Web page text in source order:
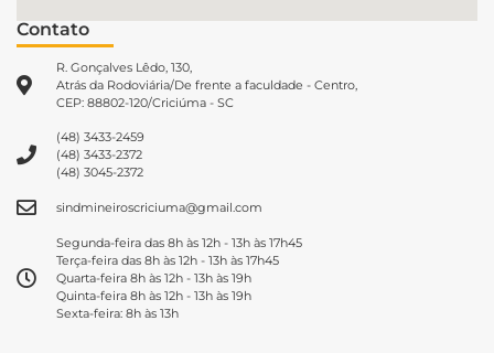
Contato
R. Gonçalves Lêdo, 130,
Atrás da Rodoviária/De frente a faculdade - Centro,
CEP: 88802-120/Criciúma - SC
(48) 3433-2459
(48) 3433-2372
(48) 3045-2372
sindmineiroscriciuma@gmail.com
Segunda-feira das 8h às 12h - 13h às 17h45
Terça-feira das 8h às 12h - 13h às 17h45
Quarta-feira 8h às 12h - 13h às 19h
Quinta-feira 8h às 12h - 13h às 19h
Sexta-feira: 8h às 13h